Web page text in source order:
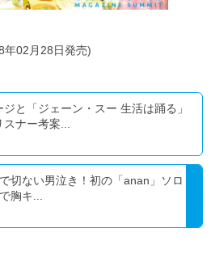
年02月28日発売)
と「ジェーン・スー 生活は踊る」
ナー考案...
切ない男泣き！初の「anan」ソロ
胸キ...